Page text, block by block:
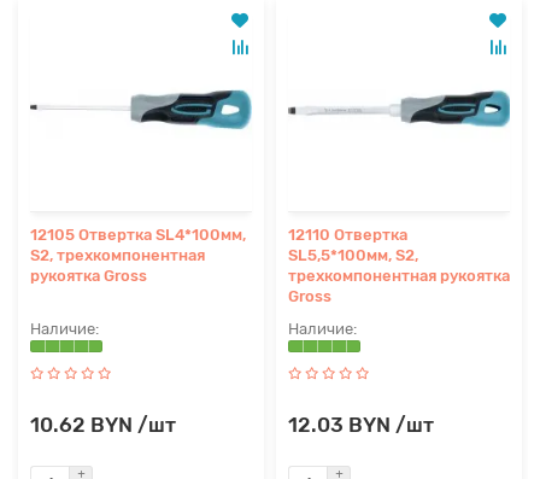
12105 Отвертка SL4*100мм,
S2, трехкомпонентная
рукоятка Gross
10.62 BYN /шт
12110 Отвертка
SL5,5*100мм, S2,
трехкомпонентная рукоятка
Gross
12.03 BYN /шт